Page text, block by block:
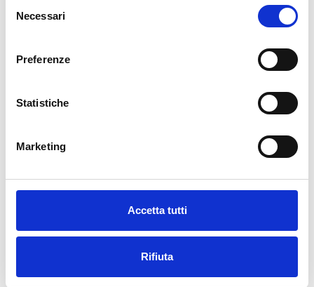
delNecessari
Preferenze
Statistiche
Marketing
Accetta tutti
Rifiuta
Descrizione
La nostra carta da parati Italiana è il frutto di anni di esperienza e
style e nei colori GRATUITAMENTE dai nostri designer e adatta ad
ogni tipo di esigenza, grazie al suo design versatile e raffinato.
sostanze chimiche pericolose. Inoltre, possiede le certificazioni
ECOLOGICO e GREEN GUARD GOLD, garantendo la massima